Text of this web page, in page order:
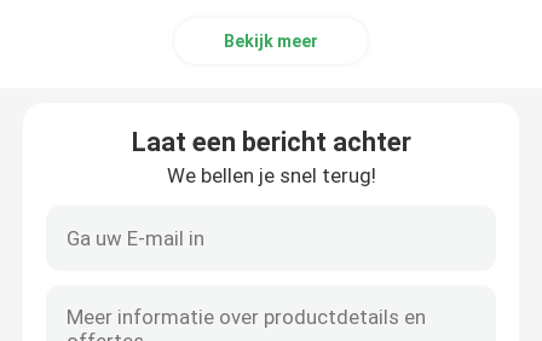
Wippers voor de voedingssector
Bekijk meer
Laat een bericht achter
We bellen je snel terug!